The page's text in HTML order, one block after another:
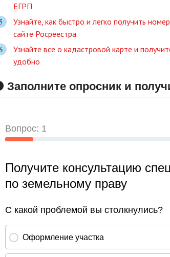
ЕГРП
Узнайте, как быстро и легко получить
сайте Росреестра
Узнайте все о кадастровой карте и
удобно
Заполните опросник и